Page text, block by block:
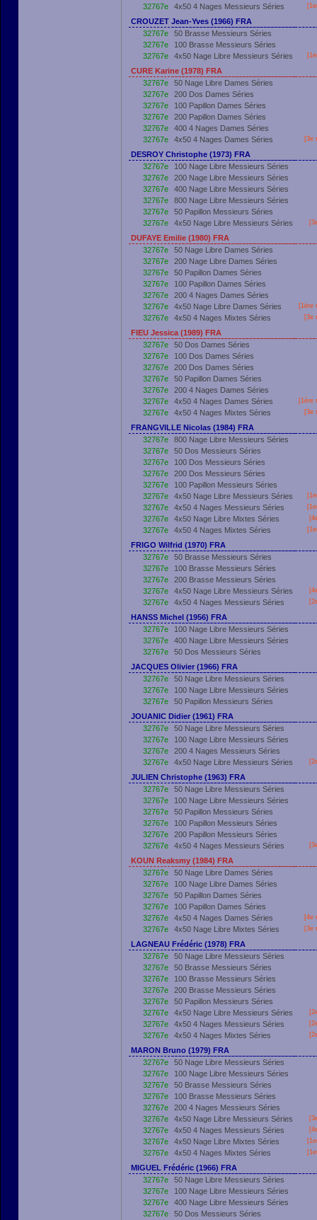
32767e
4x50 4 Nages Messieurs Séries [
CROUZET Jean-Yves (1966) FRA
32767e
50 Brasse Messieurs Séries
32767e
100 Brasse Messieurs Séries
32767e
4x50 Nage Libre Messieurs Séries [
CURE Karine (1978) FRA
32767e
50 Nage Libre Dames Séries
32767e
200 Dos Dames Séries
32767e
100 Papillon Dames Séries
32767e
200 Papillon Dames Séries
32767e
400 4 Nages Dames Séries
32767e
4x50 4 Nages Dames Séries [3e
DESROY Christophe (1973) FRA
32767e
100 Nage Libre Messieurs Séries
32767e
200 Nage Libre Messieurs Séries
32767e
400 Nage Libre Messieurs Séries
32767e
800 Nage Libre Messieurs Séries
32767e
50 Papillon Messieurs Séries
32767e
4x50 Nage Libre Messieurs Séries
DUFAYE Emilie (1980) FRA
32767e
50 Nage Libre Dames Séries
32767e
200 Nage Libre Dames Séries
32767e
50 Papillon Dames Séries
32767e
100 Papillon Dames Séries
32767e
200 4 Nages Dames Séries
32767e
4x50 Nage Libre Dames Séries [1ère
32767e 4x50 4 Nages Mixtes Séries [3e
FIEU Jessica (1989) FRA
32767e
50 Dos Dames Séries
32767e
100 Dos Dames Séries
32767e
200 Dos Dames Séries
32767e
50 Papillon Dames Séries
32767e
200 4 Nages Dames Séries
32767e
4x50 4 Nages Dames Séries [1ère
32767e 4x50 4 Nages Mixtes Séries [3e
FRANGVILLE Nicolas (1984) FRA
32767e
800 Nage Libre Messieurs Séries
32767e
50 Dos Messieurs Séries
32767e
100 Dos Messieurs Séries
32767e
200 Dos Messieurs Séries
32767e
100 Papillon Messieurs Séries
32767e
4x50 Nage Libre Messieurs Séries [
32767e 4x50 4 Nages Messieurs Séries [
32767e 4x50 Nage Libre Mixtes Séries
32767e 4x50 4 Nages Mixtes Séries [
FRIGO Wilfrid (1970) FRA
32767e
50 Brasse Messieurs Séries
32767e
100 Brasse Messieurs Séries
32767e
200 Brasse Messieurs Séries
32767e
4x50 Nage Libre Messieurs Séries
32767e 4x50 4 Nages Messieurs Séries
HANSS Michel (1956) FRA
32767e
100 Nage Libre Messieurs Séries
32767e
400 Nage Libre Messieurs Séries
32767e
50 Dos Messieurs Séries
JACQUES Olivier (1966) FRA
32767e
50 Nage Libre Messieurs Séries
32767e
100 Nage Libre Messieurs Séries
32767e
50 Papillon Messieurs Séries
JOUANIC Didier (1961) FRA
32767e
50 Nage Libre Messieurs Séries
32767e
100 Nage Libre Messieurs Séries
32767e
200 4 Nages Messieurs Séries
32767e
4x50 Nage Libre Messieurs Séries
JULIEN Christophe (1963) FRA
32767e
50 Nage Libre Messieurs Séries
32767e
100 Nage Libre Messieurs Séries
32767e
50 Papillon Messieurs Séries
32767e
100 Papillon Messieurs Séries
32767e
200 Papillon Messieurs Séries
32767e
4x50 4 Nages Messieurs Séries
KOUN Reaksmy (1984) FRA
32767e
50 Nage Libre Dames Séries
32767e
100 Nage Libre Dames Séries
32767e
50 Papillon Dames Séries
32767e
100 Papillon Dames Séries
32767e
4x50 4 Nages Dames Séries [4e
32767e 4x50 Nage Libre Mixtes Séries [3e
LAGNEAU Frédéric (1978) FRA
32767e
50 Nage Libre Messieurs Séries
32767e
50 Brasse Messieurs Séries
32767e
100 Brasse Messieurs Séries
32767e
200 Brasse Messieurs Séries
32767e
50 Papillon Messieurs Séries
32767e
4x50 Nage Libre Messieurs Séries
32767e 4x50 4 Nages Messieurs Séries
32767e 4x50 4 Nages Mixtes Séries
MARON Bruno (1979) FRA
32767e
50 Nage Libre Messieurs Séries
32767e
100 Nage Libre Messieurs Séries
32767e
50 Brasse Messieurs Séries
32767e
100 Brasse Messieurs Séries
32767e
200 4 Nages Messieurs Séries
32767e
4x50 Nage Libre Messieurs Séries
32767e 4x50 4 Nages Messieurs Séries
32767e 4x50 Nage Libre Mixtes Séries [
32767e 4x50 4 Nages Mixtes Séries [
MIGUEL Frédéric (1966) FRA
32767e
50 Nage Libre Messieurs Séries
32767e
100 Nage Libre Messieurs Séries
32767e
400 Nage Libre Messieurs Séries
32767e
50 Dos Messieurs Séries